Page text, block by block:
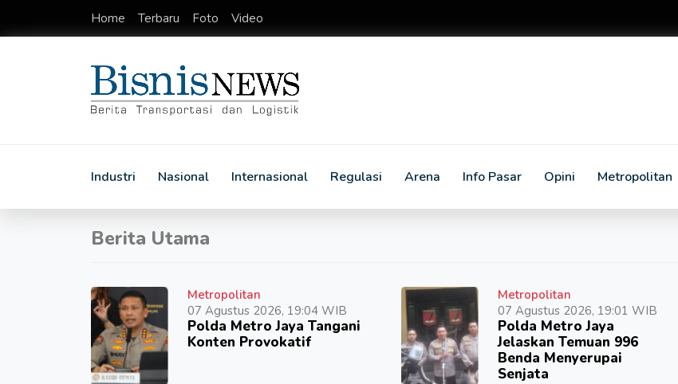
Home Terbaru Foto Video
Industri Nasional Internasional Regulasi Arena Info Pasar Opini Metropolitan
Berita Utama
Metropolitan
07 Agustus 2026, 19:04 WIB
Polda Metro Jaya Tangani
Konten Provokatif
Metropolitan
07 Agustus 2026, 19:01 WIB
Polda Metro Jaya
Jelaskan Temuan 996
Benda Menyerupai
Senjata